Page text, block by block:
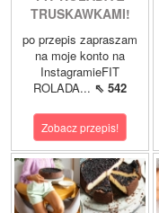
TRUSKAWKAMI!
po przepis zapraszam
na moje konto na
InstagramieFIT
ROLADA... ⇖ 542
Zobacz przepis!